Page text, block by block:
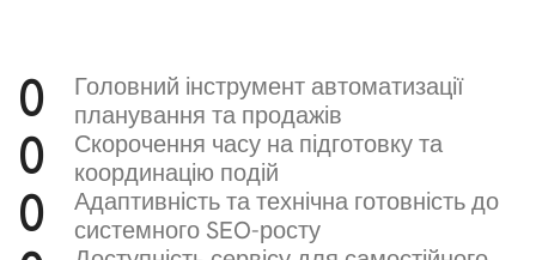
0
Головний інструмент автоматизації
планування та продажів
0
Скорочення часу на підготовку та
координацію подій
0
Адаптивність та технічна готовність до
системного SEO-росту